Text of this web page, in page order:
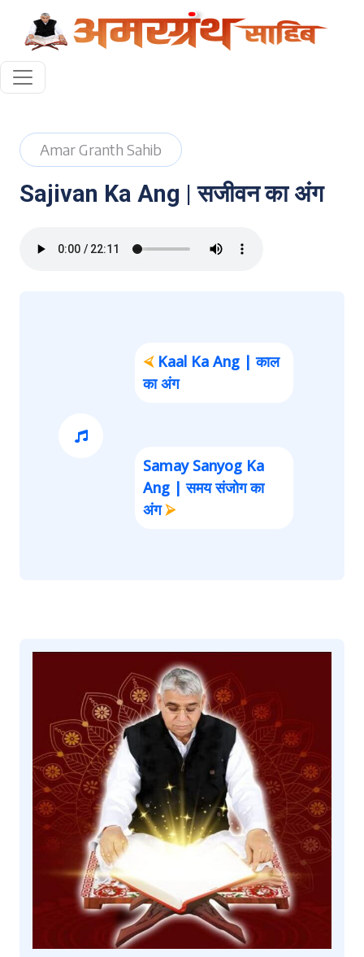
Amar Granth Sahib
Sajivan Ka Ang | सजीवन का अंग
⮘Kaal Ka Ang | काल
का अंग
Samay Sanyog Ka
Ang | समय संजोग का
अंग⮚